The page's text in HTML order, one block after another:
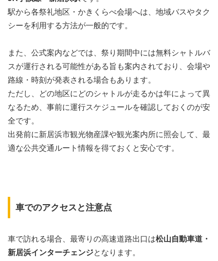
駅から各祭礼地区・かきくらべ会場へは、地域バスやタク
シーを利用する方法が一般的です。
また、公式案内などでは、祭り期間中には無料シャトルバ
スが運行される可能性がある旨も案内されており、会場や
路線・時刻が発表される場合もあります。
ただし、どの地区にどのシャトルが走るかは年によって異
なるため、事前に運行スケジュールを確認しておくのが安
全です。
出発前に新居浜市観光物産課や観光案内所に照会して、最
適な公共交通ルート情報を得ておくと安心です。
車でのアクセスと注意点
車で訪れる場合、最寄りの高速道路出口は松山自動車道・
新居浜インターチェンジとなります。